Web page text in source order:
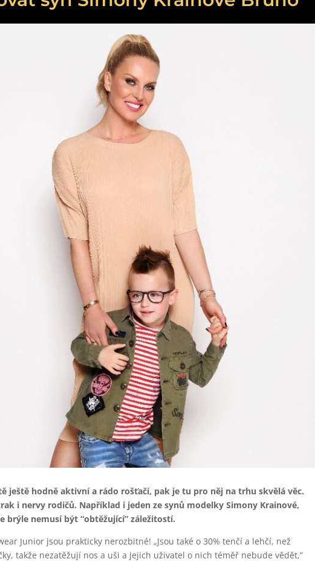
ještě hodně aktivní a rádo rošťačí, pak je tu pro něj na trhu skvělá věc.
i nervy rodičů. Například i jeden ze synů modelky Simony Krainové,
brýle nemusí být “obtěžující” záležitostí.
Junior jsou prakticky nerozbitné! „Jsou také o 30% tenčí a lehčí, než
takže nezatěžují nos a uši a jejich uživatel o nich téměř nebude vědět,”